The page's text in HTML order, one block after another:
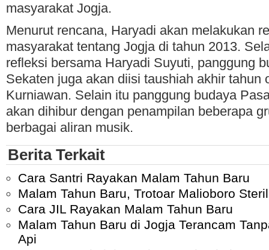
masyarakat Jogja.
Menurut rencana, Haryadi akan melakukan
masyarakat tentang Jogja di tahun 2013.
refleksi bersama Haryadi Suyuti, panggung
Sekaten juga akan diisi taushiah akhir tahun
Kurniawan. Selain itu panggung budaya
akan dihibur dengan penampilan beberapa
berbagai aliran musik.
Berita Terkait
Cara Santri Rayakan Malam Tahun Baru
Malam Tahun Baru, Trotoar Malioboro
Cara JIL Rayakan Malam Tahun Baru
Malam Tahun Baru di Jogja Terancam
Api